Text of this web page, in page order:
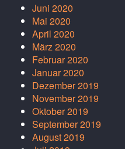
Juni 2020
Mai 2020
April 2020
März 2020
Februar 2020
Januar 2020
Dezember 2019
November 2019
Oktober 2019
September 2019
August 2019